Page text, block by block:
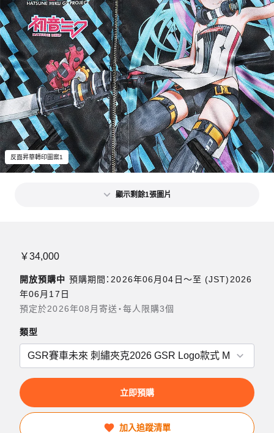
反面昇華轉印圖案1
顯示剩餘1張圖片
￥34,000
開放預購中 預購期間：2026年06月04日〜至 (JST)2026
年06月17日
預定於2026年08月寄送・每人限購3個
類型
立即預購
加入追蹤清單